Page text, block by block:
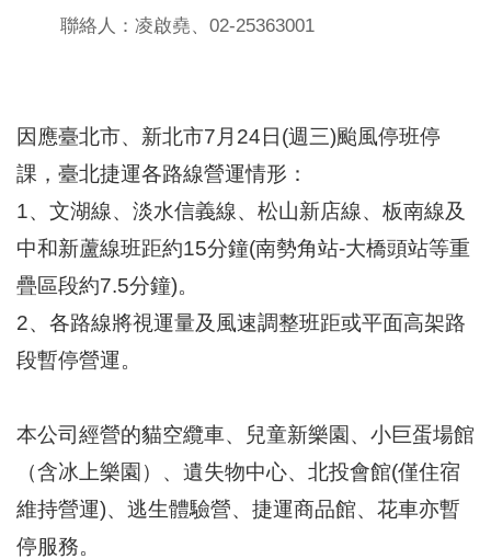
說
臺
市
鄰
長
名
聯絡人：凌啟堯、02-25363001
因應臺北市、新北市7月24日(週三)颱風停班停
課，臺北捷運各路線營運情形：
1、文湖線、淡水信義線、松山新店線、板南線及
中和新蘆線班距約15分鐘(南勢角站-大橋頭站等重
疊區段約7.5分鐘)。
2、各路線將視運量及風速調整班距或平面高架路
段暫停營運。
本公司經營的貓空纜車、兒童新樂園、小巨蛋場館
（含冰上樂園）、遺失物中心、北投會館(僅住宿
維持營運)、逃生體驗營、捷運商品館、花車亦暫
停服務。